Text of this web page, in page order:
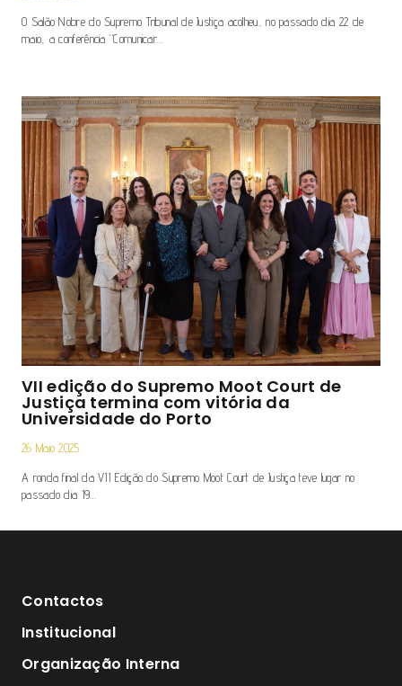
O Salão Nobre do Supremo Tribunal de Justiça acolheu, no passado dia 22 de
maio, a conferência “Comunicar…
VII edição do Supremo Moot Court de
Justiça termina com vitória da
Universidade do Porto
26 Maio 2025
A ronda final da VII Edição do Supremo Moot Court de Justiça teve lugar no
passado dia 19…
Contactos
Institucional
Organização Interna